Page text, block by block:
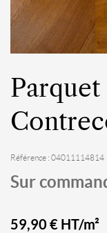
Référence : 04011114814
Sur
59,90 € HT/m²